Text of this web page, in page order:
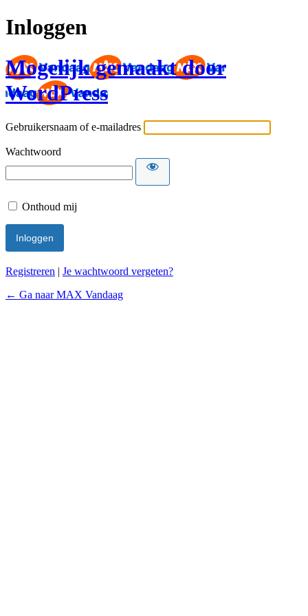
Inloggen
Mogelijk gemaakt door
WordPress
Gebruikersnaam of e-mailadres
Wachtwoord
Onthoud mij
Registreren | Je wachtwoord vergeten?
← Ga naar MAX Vandaag